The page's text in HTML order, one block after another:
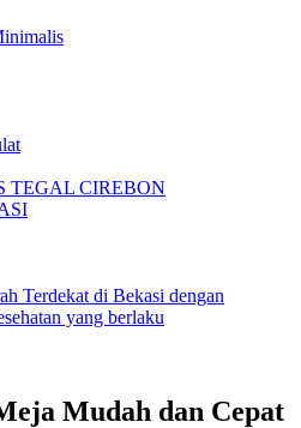
TEGAL CIREBON
Terdekat di Bekasi dengan
yang berlaku
Mudah dan Cepat